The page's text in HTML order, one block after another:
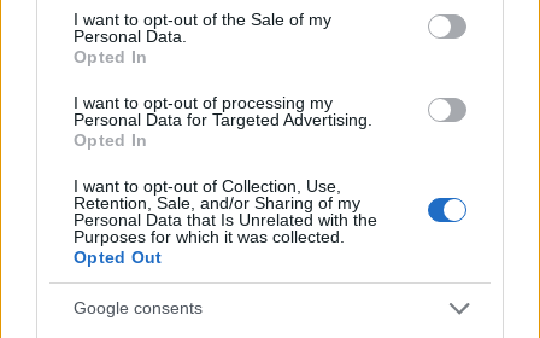
consent section.
I want to opt-out of the Sale of my
Personal Data.
Opted In
I want to opt-out of processing my
Personal Data for Targeted Advertising.
Opted In
I want to opt-out of Collection, Use,
Retention, Sale, and/or Sharing of my
Personal Data that Is Unrelated with the
Purposes for which it was collected.
Opted Out
Google consents
TEMI:
Gallura Buskers Festival Santa Teresa
Programma Gallura Buskers Festival
Inviaci le tue segnalazioni,
Su WhatsApp al numero +39
345 356 7512